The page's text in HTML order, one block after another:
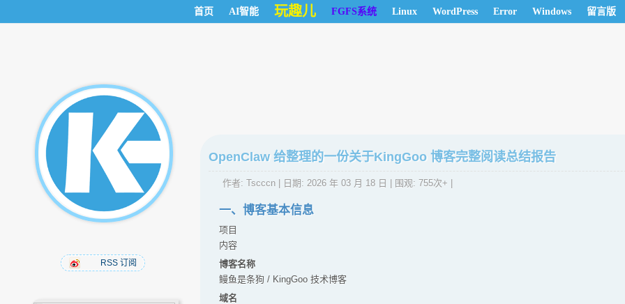
首页 AI智能 玩趣儿 FGFS系统 Linux WordPress Error Windows 留言版
RSS 订阅
OpenClaw 给整理的一份关于KingGoo 博客完整阅读总结报告
作者: Tscccn| 日期: 2026 年 03 月 18 日 | 围观: 755次+ |
一、博客基本信息
项目
内容
博客名称
鳗鱼是条狗 / KingGoo 技术博客
域名